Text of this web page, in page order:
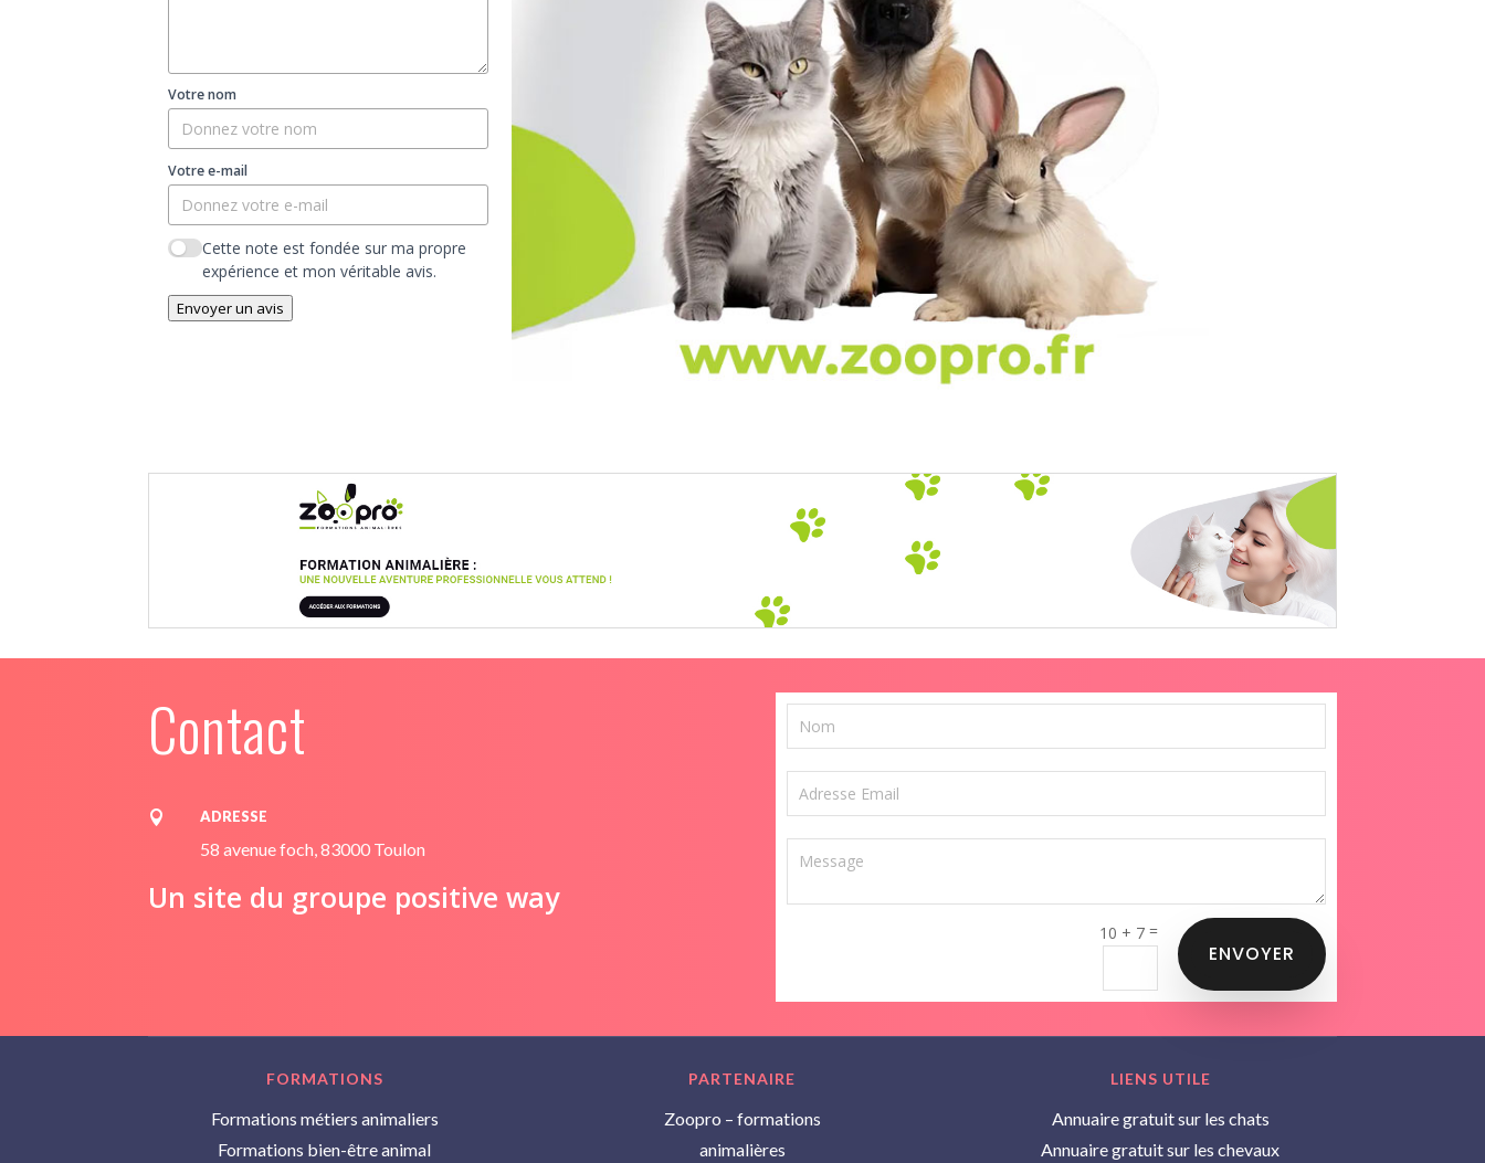
Votre nom
Votre e-mail
Cette note est fondée sur ma propre
expérience et mon véritable avis.
Envoyer un avis
Contact
 ADRESSE
58 avenue foch, 83000 Toulon
Un site du groupe positive way
10 + 7=
ENVOYER
FORMATIONS
Formations métiers animaliers
Formations bien-être animal
PARTENAIRE
Zoopro – formations
animalières
LIENS UTILE
Annuaire gratuit sur les chats
Annuaire gratuit sur les chevaux